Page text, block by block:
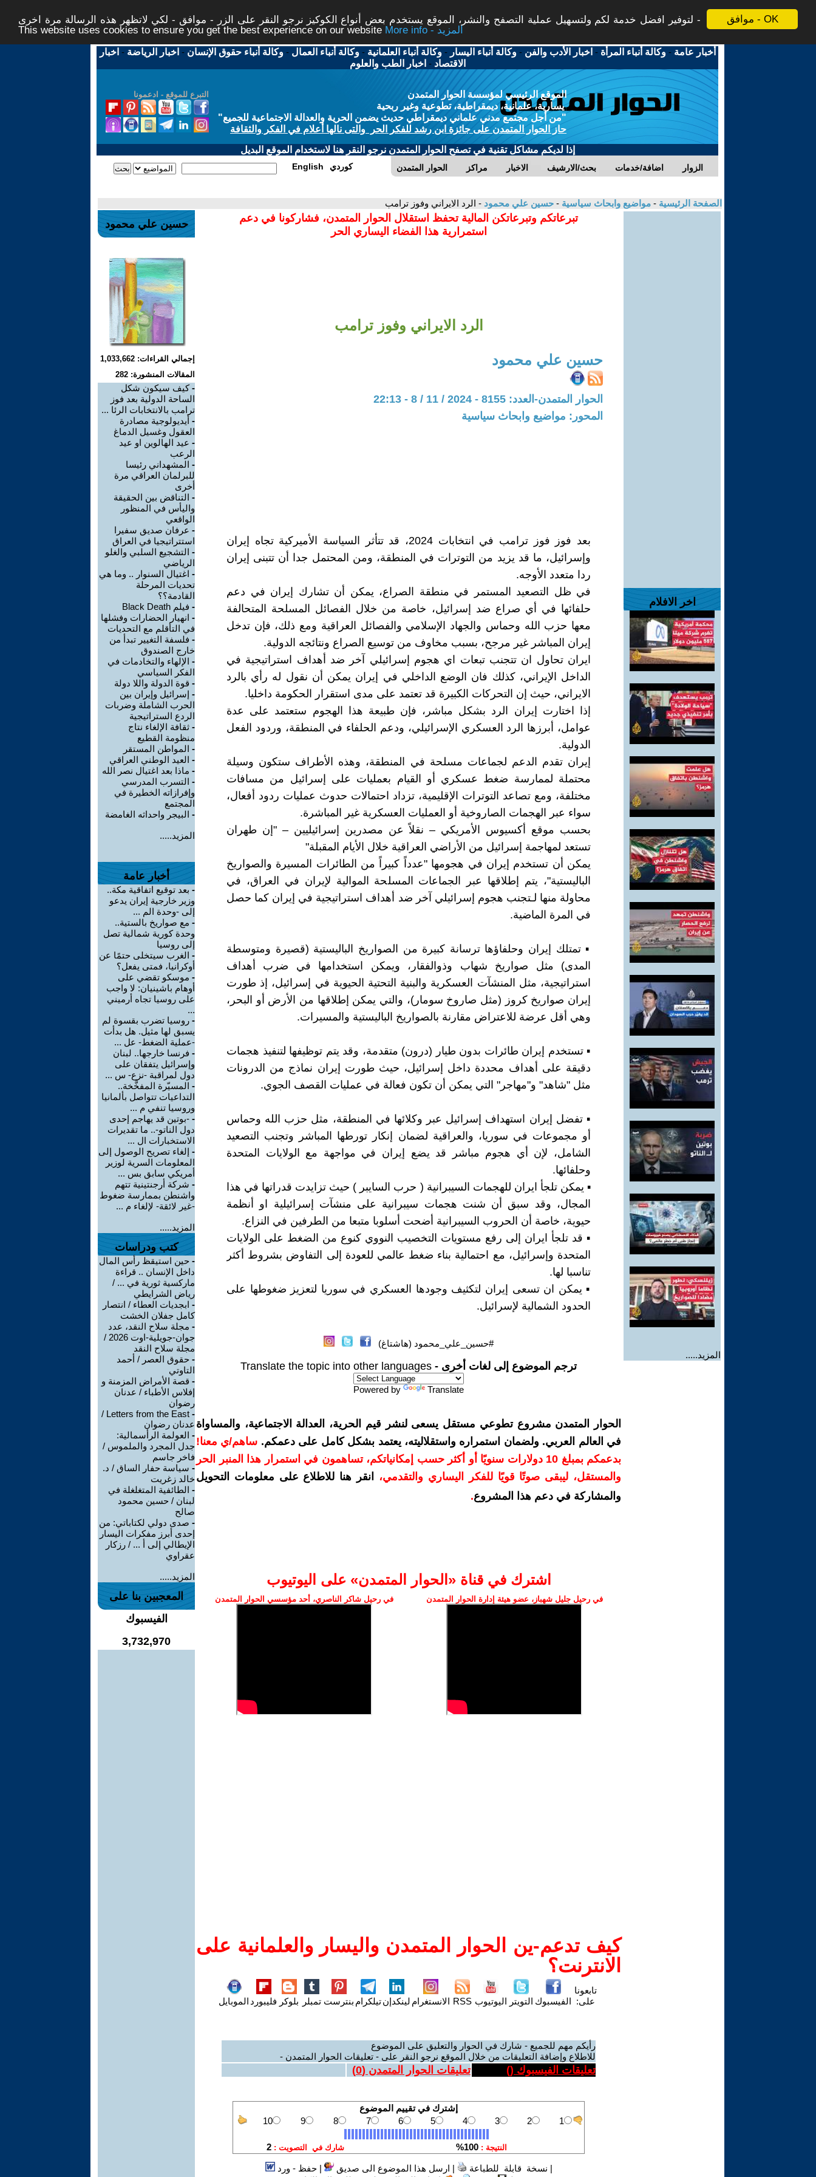
موافق - OK
لتوفير افضل خدمة لكم ولتسهيل عملية التصفح والنشر، الموقع يستخدم بعض أنواع الكوكيز نرجو النقر على الزر - موافق - لكي لاتظهر هذه الرسالة مرة اخرى -
This website uses cookies to ensure you get the best experience on our website
More info - المزيد
أخبار عامة -وكالة أنباء المرأة - اخبار الأدب والفن -وكالة أنباء اليسار -وكالة أنباء العلمانية -وكالة أنباء العمال -وكالة أنباء حقوق الإنسان - اخبار الرياضة - اخبار
الاقتصاد - اخبار الطب والعلوم
التبرع للموقع - ادعمونا
الموقع الرئيسي لمؤسسة الحوار المتمدن
يسارية، علمانية، ديمقراطية، تطوعية وغير ربحية
"من أجل مجتمع مدني علماني ديمقراطي حديث يضمن الحرية والعدالة الاجتماعية للجميع"
حاز الحوار المتمدن على جائزة ابن رشد للفكر الحر والتى نالها أعلام في الفكر والثقافة
إذا لديكم مشاكل تقنية في تصفح الحوار المتمدن نرجو النقر هنا لاستخدام الموقع البديل
الحوار المتمدن مراكز الاخبار بحث/الارشيف اضافة/خدمات الزوار English كوردي
الصفحة الرئيسية - مواضيع وابحاث سياسية - حسين علي محمود - الرد الايراني وفوز ترامب
اخر الافلام
المزيد.....
تبرعاتكم وتبرعاتكن المالية تحفظ استقلال الحوار المتمدن، فشاركونا في دعم
استمرارية هذا الفضاء اليساري الحر
الرد الايراني وفوز ترامب
حسين علي محمود
الحوار المتمدن-العدد: 8155 - 2024 / 11 / 8 - 22:13
المحور: مواضيع وابحاث سياسية
بعد فوز فوز ترامب في انتخابات 2024، قد تتأثر السياسة الأميركية تجاه إيران
وإسرائيل، ما قد يزيد من التوترات في المنطقة، ومن المحتمل جدا أن تتبنى إيران
ردا متعدد الأوجه.
في ظل التصعيد المستمر في منطقة الصراع، يمكن أن تشارك إيران في دعم
حلفائها في أي صراع ضد إسرائيل، خاصة من خلال الفصائل المسلحة المتحالفة
معها حزب الله وحماس والجهاد الإسلامي والفصائل العراقية ومع ذلك، فإن تدخل
إيران المباشر غير مرجح، بسبب مخاوف من توسيع الصراع ونتائجه الدولية.
ايران تحاول ان تتجنب تبعات اي هجوم إسرائيلي آخر ضد أهداف استراتيجية في
الداخل الإيراني، كذلك فان الوضع الداخلي في إيران يمكن أن نقول له رأي بالرد
الايراني، حيث إن التحركات الكبيرة قد تعتمد على مدى استقرار الحكومة داخليا.
إذا اختارت إيران الرد بشكل مباشر، فإن طبيعة هذا الهجوم ستعتمد على عدة
عوامل، أبرزها الرد العسكري الإسرائيلي، ودعم الحلفاء في المنطقة، وردود الفعل
الدولية.
إيران تقدم الدعم لجماعات مسلحة في المنطقة، وهذه الأطراف ستكون وسيلة
محتملة لممارسة ضغط عسكري أو القيام بعمليات على إسرائيل من مسافات
مختلفة، ومع تصاعد التوترات الإقليمية، تزداد احتمالات حدوث عمليات ردود أفعال،
سواء عبر الهجمات الصاروخية أو العمليات العسكرية غير المباشرة.
بحسب موقع أكسيوس الأمريكي – نقلاً عن مصدرين إسرائيليين – "إن طهران
تستعد لمهاجمة إسرائيل من الأراضي العراقية خلال الأيام المقبلة"
يمكن أن تستخدم إيران في هجومها "عدداً كبيراً من الطائرات المسيرة والصواريخ
الباليستية"، يتم إطلاقها عبر الجماعات المسلحة الموالية لإيران في العراق، في
محاولة منها لـتجنب هجوم إسرائيلي آخر ضد أهداف استراتيجية في إيران كما حصل
في المرة الماضية.
▪︎ تمتلك إيران وحلفاؤها ترسانة كبيرة من الصواريخ الباليستية (قصيرة ومتوسطة
المدى) مثل صواريخ شهاب وذوالفقار، ويمكن استخدامها في ضرب أهداف
استراتيجية، مثل المنشآت العسكرية والبنية التحتية الحيوية في إسرائيل، إذ طورت
إيران صواريخ كروز (مثل صاروخ سومار)، والتي يمكن إطلاقها من الأرض أو البحر،
وهي أقل عرضة للاعتراض مقارنة بالصواريخ الباليستية والمسيرات.
▪︎ تستخدم إيران طائرات بدون طيار (درون) متقدمة، وقد يتم توظيفها لتنفيذ هجمات
دقيقة على أهداف محددة داخل إسرائيل، حيث طورت إيران نماذج من الدرونات
مثل "شاهد" و"مهاجر" التي يمكن أن تكون فعالة في عمليات القصف الجوي.
▪︎ تفضل إيران استهداف إسرائيل عبر وكلائها في المنطقة، مثل حزب الله وحماس
أو مجموعات في سوريا، والعراقية لضمان إنكار تورطها المباشر وتجنب التصعيد
الشامل، لإن أي هجوم مباشر قد يضع إيران في مواجهة مع الولايات المتحدة
وحلفائها.
▪︎ يمكن تلجأ ايران للهجمات السيبرانية ( حرب السايبر ) حيث تزايدت قدراتها في هذا
المجال، وقد سبق أن شنت هجمات سيبرانية على منشآت إسرائيلية او أنظمة
حيوية، خاصة أن الحروب السيبرانية أضحت أسلوبا متبعا من الطرفين في النزاع.
▪︎ قد تلجأ ايران إلى رفع مستويات التخصيب النووي كنوع من الضغط على الولايات
المتحدة وإسرائيل، مع احتمالية بناء ضغط عالمي للعودة إلى التفاوض بشروط أكثر
تناسبا لها.
▪︎ يمكن ان تسعى إيران لتكثيف وجودها العسكري في سوريا لتعزيز ضغوطها على
الحدود الشمالية لإسرائيل.
#حسين_علي_محمود (هاشتاغ)
ترجم الموضوع إلى لغات أخرى - Translate the topic into other languages
Powered by Translate
الحوار المتمدن مشروع تطوعي مستقل يسعى لنشر قيم الحرية، العدالة الاجتماعية، والمساواة
في العالم العربي. ولضمان استمراره واستقلاليته، يعتمد بشكل كامل على دعمكم. ساهم/ي معنا!
بدعمكم بمبلغ 10 دولارات سنويًا أو أكثر حسب إمكانياتكم، تساهمون في استمرار هذا المنبر الحر
والمستقل، ليبقى صوتًا قويًا للفكر اليساري والتقدمي،
انقر هنا للاطلاع على معلومات التحويل
والمشاركة في دعم هذا المشروع.
اشترك في قناة ‫«الحوار المتمدن» على اليوتيوب
في رحيل جليل شهباز، عضو هيئة إدارة الحوار المتمدن في رحيل شاكر الناصري، أحد مؤسسي الحوار المتمدن
كيف تدعم-ين الحوار المتمدن واليسار والعلمانية على
الانترنت؟
تابعونا
على: الفيسبوك التويتر اليوتيوب RSS الانستغرام لينكدإنتيلكرام بنترست تمبلر بلوكر فليبورد الموبايل
رأيكم مهم للجميع - شارك في الحوار والتعليق على الموضوع
للاطلاع وإضافة التعليقات من خلال الموقع نرجو النقر على - تعليقات الحوار المتمدن -
تعليقات الفيسبوك () تعليقات الحوار المتمدن (0
)
| نسخة قابلة للطباعة | ارسل هذا الموضوع الى صديق |حفظ - ورد
حسين علي محمود
إجمالي القراءات: 1,033,662
المقالات المنشورة: 282
-كيف سيكون شكل
الساحة الدولية بعد فوز
ترامب بالانتخابات الرئا ...
- أيديولوجية مصادرة
العقول وغسيل الدماغ
- عيد الهالوين او عيد
الرعب
- المشهداني رئيسا
للبرلمان العراقي مرة
أخرى
- التناقض بين الحقيقة
واليأس في المنظور
الواقعي
- عرفان صديق سفيرا
استتراتيجيا في العراق
- التشجيع السلبي والغلو
الرياضي
- اغتيال السنوار .. وما هي
تحديات المرحلة
القادمة؟؟
- فيلم Black Death
- انهيار الحضارات وفشلها
في التأقلم مع التحديات
- فلسفة التغيير تبدأ من
خارج الصندوق
- الإلهاء والتخادمات في
الفكر السياسي
- قوة الدولة واللا دولة
- إسرائيل وإيران بين
الحرب الشاملة وضربات
الردع الستراتيجية
- ثقافة الإلغاء نتاج
منظومة القطيع
- المواطن المستقر
- العيد الوطني العراقي
- ماذا بعد اغتيال نصر الله
- التسرب المدرسي
وإفرازاته الخطيرة في
المجتمع
- البيجر واحداثه الغامضة
المزيد.....
أخبار عامة
- بعد توقيع اتفاقية مكة..
وزير خارجية إيران يدعو
إلى -وحدة الم ...
- مع صواريخ بالستية..
وحدة كورية شمالية تصل
إلى روسيا
- الغرب سيتخلى حتمًا عن
أوكرانيا، فمتى يفعل؟
- موسكو تقضي على
أوهام باشينيان: لا واجب
على روسيا تجاه أرميني
...
- روسيا تضرب بقسوة لم
يسبق لها مثيل. هل بدأت
-عملية الضغط- عل ...
- فرنسا خارجها.. لبنان
وإسرائيل يتفقان على
دول لمراقبة -نزع- س ...
- المسيّرة المفخَّخة..
التداعيات تتواصل بألمانيا
وروسيا تنفي م ...
- -بوتين قد يهاجم إحدى
دول الناتو-.. ما تقديرات
الاستخبارات ال ...
- إلغاء تصريح الوصول إلى
المعلومات السرية لوزير
أمريكي سابق بس ...
- شركة أرجنتينية تتهم
واشنطن بممارسة ضغوط
-غير لائقة- لإلغاء م ...
المزيد.....
كتب ودراسات
- حين استيقظ رأس المال
داخل الإنسان .. قراءة
ماركسية ثورية في ... /
رياض الشرايطي
- ابجديات العطاء / انتصار
كامل جفلان الخشت
- مجلة سلاح النقد، عدد
جوان-جويلية-اوت 2026 /
مجلة سلاح النقد
- حقوق العصر / أحمد
التاوتي
- قصة الأمراض المزمنة و
إفلاس الأطباء / عدنان
رضوان
-
Letters from the East /
عدنان رضوان
- العولمة الرأسمالية:
جدل المجرد والملموس /
فاخر جاسم
- سياسة حفار الساق / د.
خالد زغريت
- الطائفية المتغلغلة في
لبنان / حسين محمود
صالح
- صدى دولي لكتاباتي: من
إحدى أبرز مفكرات اليسار
الإيطالي إلى أ ... / رزكار
عقراوي
المزيد.....
المعجبين بنا على
الفيسبوك
3,732,970